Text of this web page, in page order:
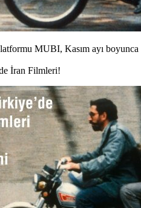
MUBI, Kasım ayı
İran Filmleri!